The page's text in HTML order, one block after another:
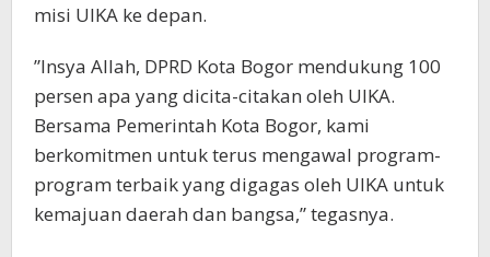
misi UIKA ke depan.
​”Insya Allah, DPRD Kota Bogor mendukung 100
persen apa yang dicita-citakan oleh UIKA.
Bersama Pemerintah Kota Bogor, kami
berkomitmen untuk terus mengawal program-
program terbaik yang digagas oleh UIKA untuk
kemajuan daerah dan bangsa,” tegasnya.